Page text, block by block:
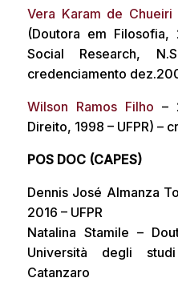
Vera Karam de Chueiri
(Doutora em
Social Research,
credenciamento
Wilson Ramos Filho –
Direito, 1998 – UFPR) –
POS DOC (CAPES)
Dennis José Almanza
2016 – UFPR
Natalina Stamile –
Università degli
Catanzaro